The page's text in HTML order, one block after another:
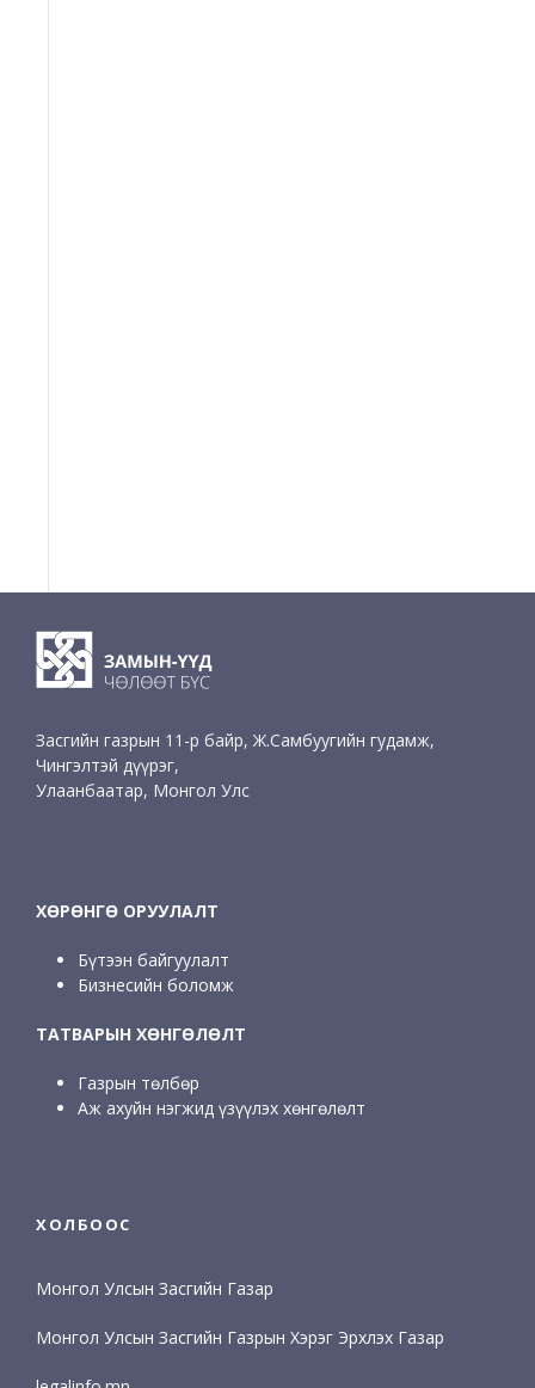
Засгийн газрын 11-р байр, Ж.Самбуугийн гудамж,
Чингэлтэй дүүрэг,
Улаанбаатар, Монгол Улс
ХӨРӨНГӨ ОРУУЛАЛТ
Бүтээн байгуулалт
Бизнесийн боломж
ТАТВАРЫН ХӨНГӨЛӨЛТ
Газрын төлбөр
Аж ахуйн нэгжид үзүүлэх хөнгөлөлт
ХОЛБООС
Монгол Улсын Засгийн Газар
Монгол Улсын Засгийн Газрын Хэрэг Эрхлэх Газар